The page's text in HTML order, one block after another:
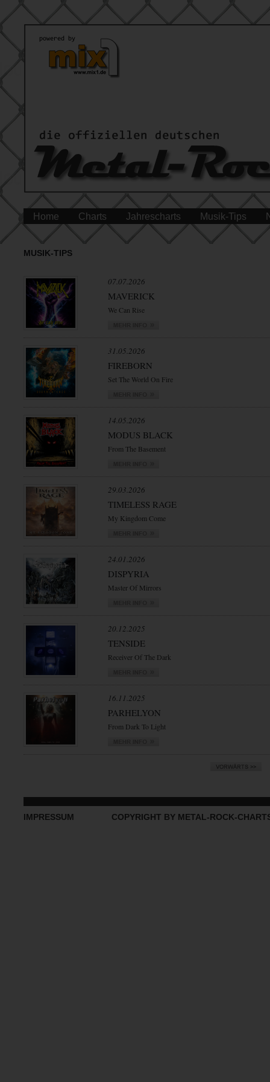
Home Charts Jahrescharts Musik-Tips
MUSIK-TIPS
07.07.2026
MAVERICK
We Can Rise
31.05.2026
FIREBORN
Set The World On Fire
14.05.2026
MODUS BLACK
From The Basement
29.03.2026
TIMELESS RAGE
My Kingdom Come
24.01.2026
DISPYRIA
Master Of Mirrors
20.12.2025
TENSIDE
Receiver Of The Dark
16.11.2025
PARHELYON
From Dark To Light
IMPRESSUM COPYRIGHT BY METAL-ROCK-